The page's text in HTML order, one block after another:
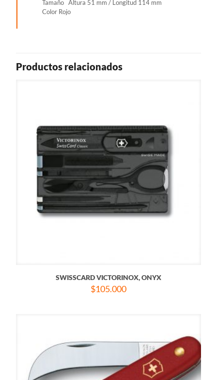
Tamaño Altura 51 mm / Longitud 114 mm
Color Rojo
Productos relacionados
SWISSCARD VICTORINOX, ONYX
$105.000